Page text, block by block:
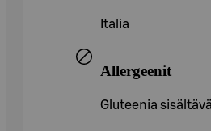
Italia
Allergeenit
Gluteenia